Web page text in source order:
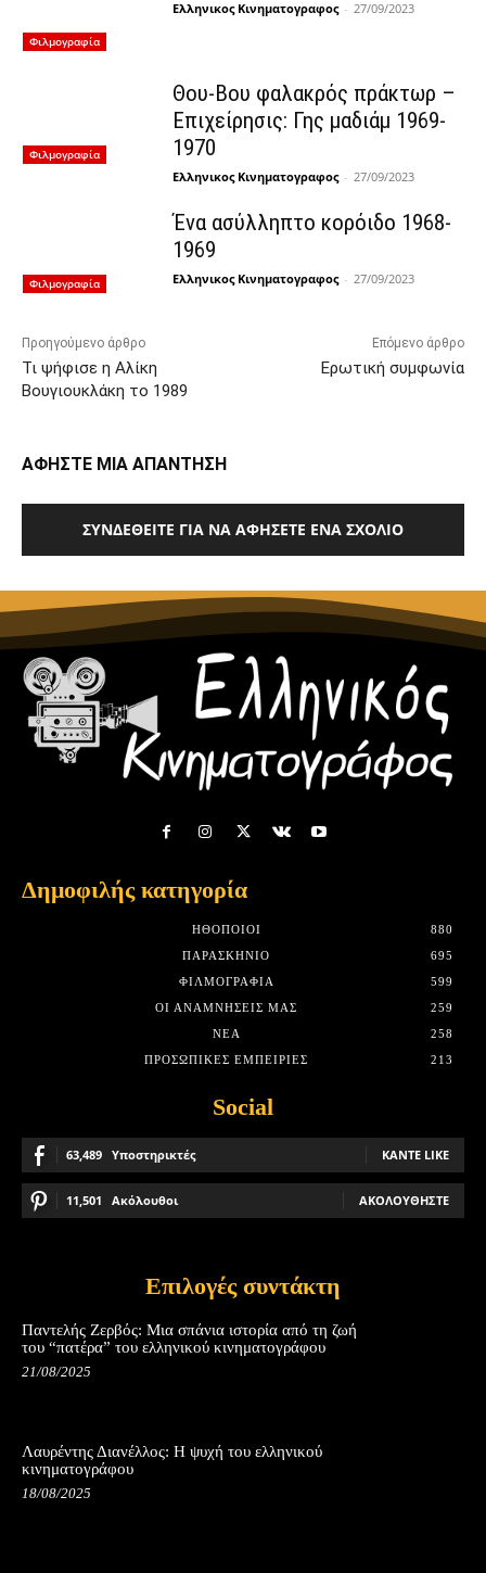
Φιλμογραφία
Ελληνικος Κινηματογραφος - 27/09/2023
Φιλμογραφία
Θου-Βου φαλακρός πράκτωρ –
Επιχείρησις: Γης μαδιάμ 1969-
1970
Ελληνικος Κινηματογραφος - 27/09/2023
Φιλμογραφία
Ένα ασύλληπτο κορόιδο 1968-
1969
Ελληνικος Κινηματογραφος - 27/09/2023
Προηγούμενο άρθρο
Τι ψήφισε η Αλίκη
Βουγιουκλάκη το 1989
Επόμενο άρθρο
Ερωτική συμφωνία
ΑΦΗΣΤΕ ΜΙΑ ΑΠΑΝΤΗΣΗ
ΣΥΝΔΕΘΕΊΤΕ ΓΙΑ ΝΑ ΑΦΉΣΕΤΕ ΈΝΑ ΣΧΌΛΙΟ
Δημοφιλής κατηγορία
HΘΟΠΟΙΟΊ
880
ΠΑΡΑΣΚΉΝΙΟ
695
ΦΙΛΜΟΓΡΑΦΊΑ
599
ΟΙ ΑΝΑΜΝΉΣΕΙΣ ΜΑΣ
259
ΝΈΑ
258
ΠΡΟΣΩΠΙΚΈΣ ΕΜΠΕΙΡΊΕΣ
213
Social
63,489 Υποστηρικτές ΚΆΝΤΕ LIKE
11,501 Ακόλουθοι ΑΚΟΛΟΥΘΉΣΤΕ
Επιλογές συντάκτη
Παντελής Ζερβός: Μια σπάνια ιστορία από τη ζωή
του “πατέρα” του ελληνικού κινηματογράφου
21/08/2025
Λαυρέντης Διανέλλος: Η ψυχή του ελληνικού
κινηματογράφου
18/08/2025